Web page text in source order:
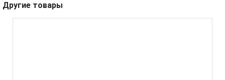
Другие товары